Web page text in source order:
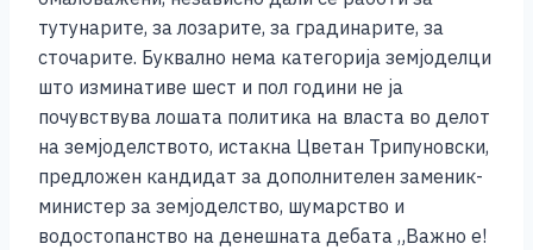
o
o
k
g
er
p
p
n
k
тутунарите, за лозарите, за градинарите, за
сточарите. Буквално нема категорија земјоделци
што изминативе шест и пол години не ја
почувствува лошата политика на власта во делот
на земјоделството, истакна Цветан Трипуновски,
предложен кандидат за дополнителен заменик-
министер за земјоделство, шумарство и
водостопанство на денешната дебата „Важно е!